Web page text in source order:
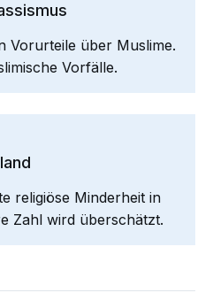
Vorurteile über Muslime.
Vorfälle.
religiöse Minderheit in
Zahl wird überschätzt.